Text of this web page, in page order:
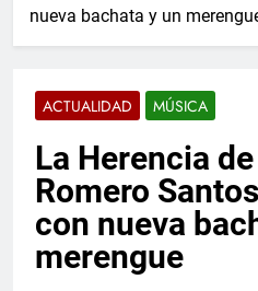
nueva bachata y un
ACTUALIDAD MÚSICA
La Herencia
Romero
con nueva
merengue